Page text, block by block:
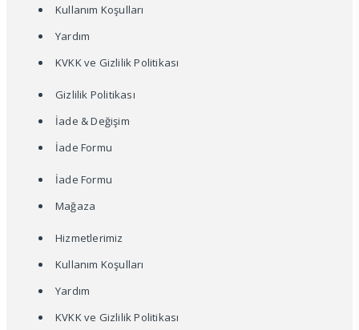
Kullanım Koşulları
Yardım
KVKK ve Gizlilik Politikası
Gizlilik Politikası
İade & Değişim
İade Formu
İade Formu
Mağaza
Hizmetlerimiz
Kullanım Koşulları
Yardım
KVKK ve Gizlilik Politikası